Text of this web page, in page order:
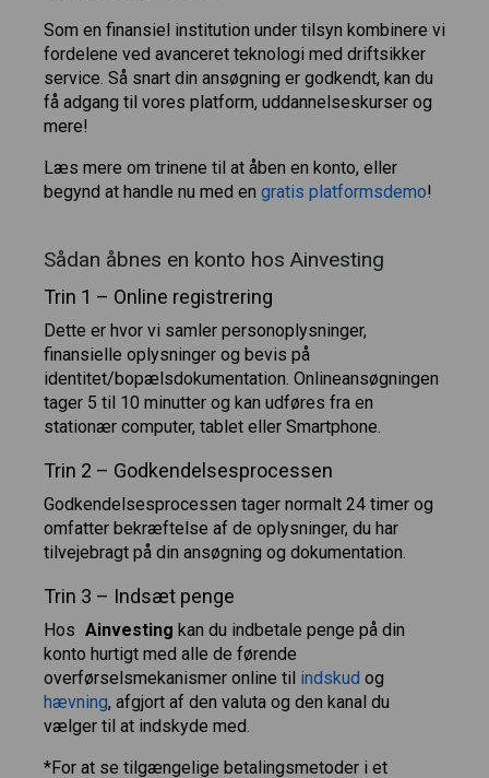
Som en finansiel institution under tilsyn kombinere vi
fordelene ved avanceret teknologi med driftsikker
service. Så snart din ansøgning er godkendt, kan du
få adgang til vores platform, uddannelseskurser og
mere!
Læs mere om trinene til at åben en konto, eller
begynd at handle nu med en gratis platformsdemo!
Sådan åbnes en konto hos Ainvesting
Trin 1 – Online registrering
Dette er hvor vi samler personoplysninger,
finansielle oplysninger og bevis på
identitet/bopælsdokumentation. Onlineansøgningen
tager 5 til 10 minutter og kan udføres fra en
stationær computer, tablet eller Smartphone.
Trin 2 – Godkendelsesprocessen
Godkendelsesprocessen tager normalt 24 timer og
omfatter bekræftelse af de oplysninger, du har
tilvejebragt på din ansøgning og dokumentation.
Trin 3 – Indsæt penge
Hos Ainvesting kan du indbetale penge på din
konto hurtigt med alle de førende
overførselsmekanismer online til indskud og
hævning, afgjort af den valuta og den kanal du
vælger til at indskyde med.
*For at se tilgængelige betalingsmetoder i et